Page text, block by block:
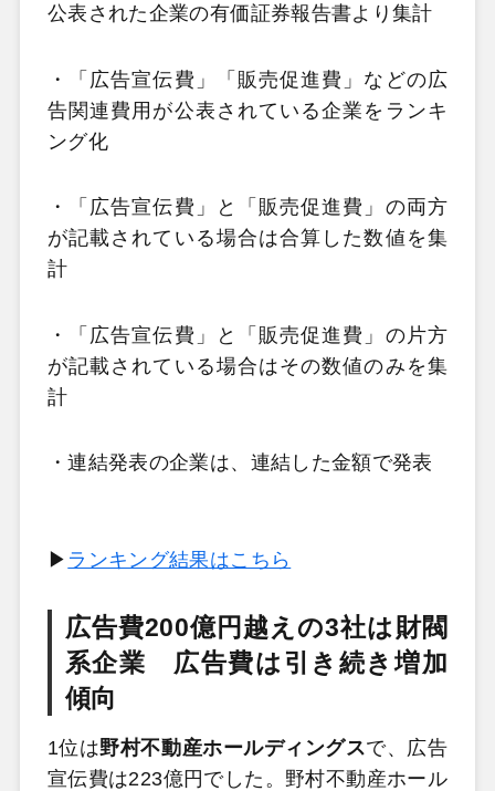
公表された企業の有価証券報告書より集計
・「広告宣伝費」「販売促進費」などの広
告関連費用が公表されている企業をランキ
ング化
・「広告宣伝費」と「販売促進費」の両方
が記載されている場合は合算した数値を集
計
・「広告宣伝費」と「販売促進費」の片方
が記載されている場合はその数値のみを集
計
・連結発表の企業は、連結した金額で発表
▶ ランキング結果はこちら
広告費200億円越えの3社は財閥
系企業 広告費は引き続き増加
傾向
1位は野村不動産ホールディングスで、広告
宣伝費は223億円でした。野村不動産ホール